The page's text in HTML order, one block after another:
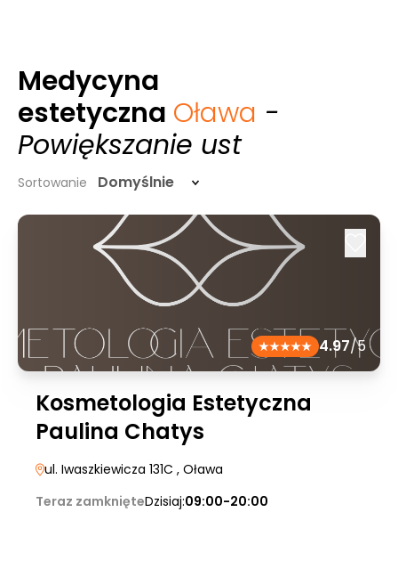
Medycyna
estetyczna Oława -
Powiększanie ust
Sortowanie Domyślnie
4.97/5
Kosmetologia Estetyczna
Paulina Chatys
ul. Iwaszkiewicza 131C , Oława
Teraz zamknięteDzisiaj:09:00-20:00